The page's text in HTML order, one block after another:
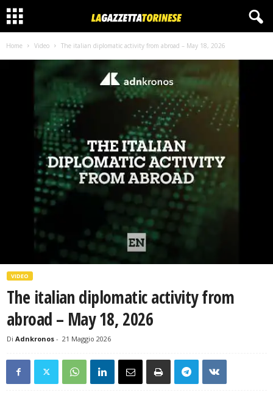
Home Video The italian diplomatic activity from abroad – May 18, 2026
VIDEO
The italian diplomatic activity from
abroad – May 18, 2026
Di Adnkronos - 21 Maggio 2026